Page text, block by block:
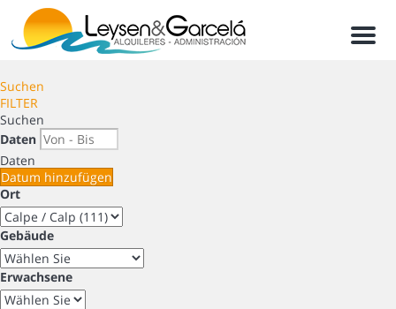
Menu
Suchen
FILTER
Suchen
Daten
Daten
Datum hinzufügen
Ort
Gebäude
Erwachsene